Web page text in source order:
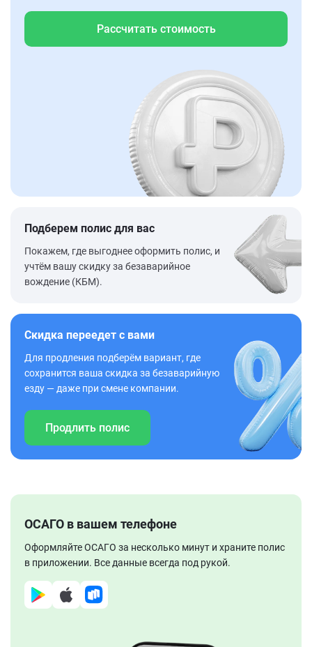
Рассчитать стоимость
Подберем полис для вас
Покажем, где выгоднее оформить полис, и
учтём вашу скидку за безаварийное
вождение (КБМ).
Скидка переедет с вами
Для продления подберём вариант, где
сохранится ваша скидка за безаварийную
езду — даже при смене компании.
Продлить полис
ОСАГО в вашем телефоне
Оформляйте ОСАГО за несколько минут и храните полис
в приложении. Все данные всегда под рукой.